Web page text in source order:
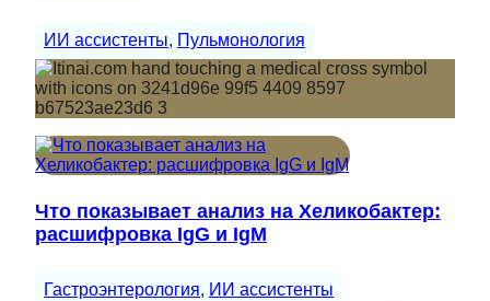
ИИ ассистенты, Пульмонология
Что показывает анализ на Хеликобактер:
расшифровка IgG и IgM
Гастроэнтерология, ИИ ассистенты